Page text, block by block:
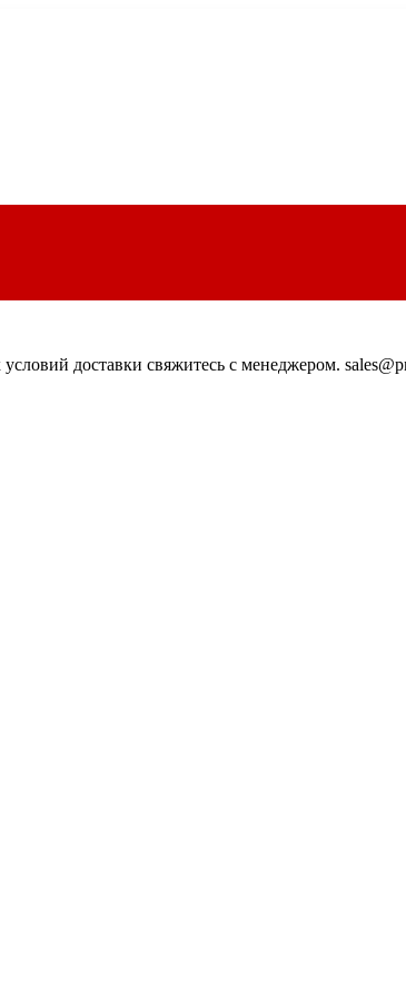
доставки свяжитесь с менеджером.